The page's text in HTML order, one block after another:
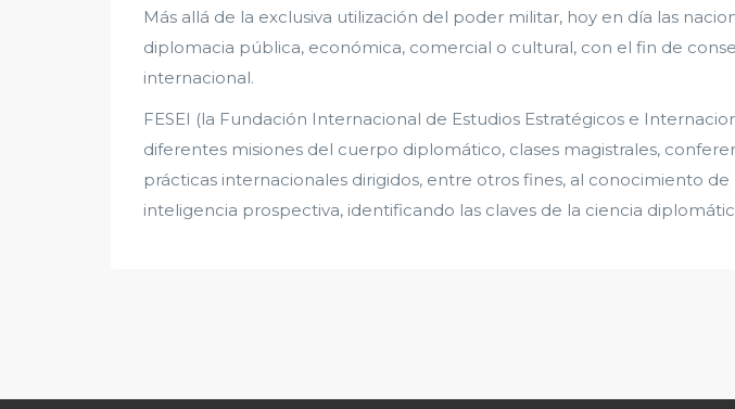
Más allá de la exclusiva utilización del poder militar, hoy en día las
diplomacia pública, económica, comercial o cultural, con el fin de
internacional.
FESEI (la Fundación Internacional de Estudios Estratégicos e
diferentes misiones del cuerpo diplomático, clases magistrales,
prácticas internacionales dirigidos, entre otros fines, al conocimiento
inteligencia prospectiva, identificando las claves de la ciencia